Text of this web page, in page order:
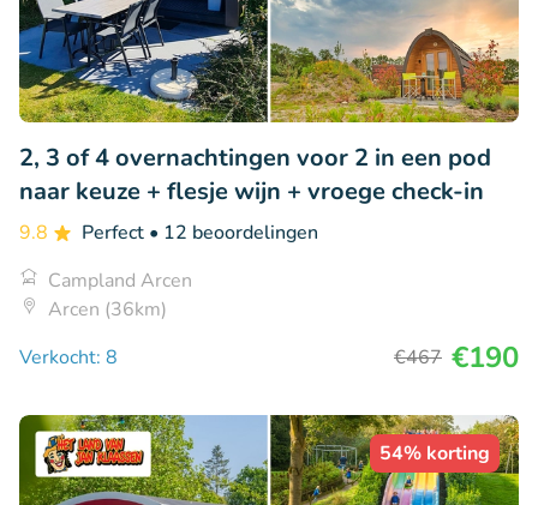
2, 3 of 4 overnachtingen voor 2 in een pod
naar keuze + flesje wijn + vroege check-in
9.8 Perfect • 12 beoordelingen
Campland Arcen
Arcen (36km)
Verkocht: 8
€467 €190
54% korting